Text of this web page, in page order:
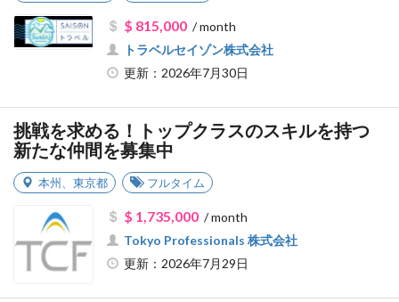
$ 815,000/ month
トラベルセイゾン株式会社
更新：2026年7月30日
挑戦を求める！トップクラスのスキルを持つ
新たな仲間を募集中
本州 東京都 フルタイム
$ 1,735,000/ month
Tokyo Professionals 株式会社
更新：2026年7月29日